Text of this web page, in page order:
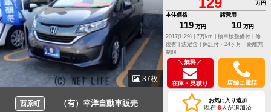
37枚
西原町 （有）幸洋自動車販売
万円
本体価格
119 万円
諸費用
10 万円
2017(H29) |
7万km | 検車検整備付 | 修
復有 | 法定含 | 保証付・24ヶ月・距離無
制限
＼無料／
在庫・見積り 店舗に電話
お気に入り追加
現在 6人が追加済